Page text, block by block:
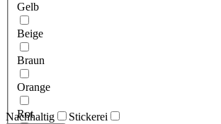
Gelb
Beige
Braun
Orange
Rot
Nachhaltig Stickerei